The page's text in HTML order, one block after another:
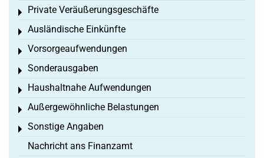
Private Veräußerungsgeschäfte
Toggle menu
Ausländische Einkünfte
Toggle menu
Vorsorgeaufwendungen
Toggle menu
Sonderausgaben
Toggle menu
Haushaltnahe Aufwendungen
Toggle menu
Außergewöhnliche Belastungen
Toggle menu
Sonstige Angaben
Toggle menu
Nachricht ans Finanzamt